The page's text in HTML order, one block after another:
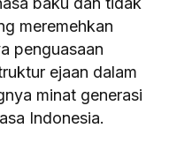
meremehkan
penguasaan
ejaan dalam
minat generasi
Indonesia.